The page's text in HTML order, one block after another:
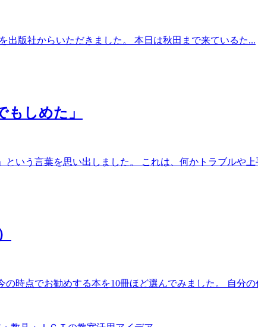
出版社からいただきました。 本日は秋田まで来ているた...
しめた」
いう言葉を思い出しました。 これは、何かトラブルや
時点でお勧めする本を10冊ほど選んでみました。 自分